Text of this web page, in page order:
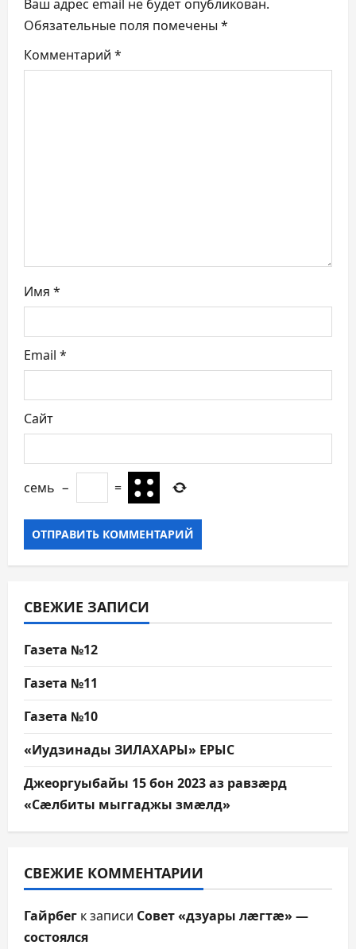
и
я
и
с
м
Ваш адрес email не будет опубликован.
Обязательные поля помечены *
Комментарий *
Имя *
Email *
Сайт
семь − =
СВЕЖИЕ ЗАПИСИ
Газета №12
Газета №11
Газета №10
«Иудзинады ЗИЛАХАРЫ» ЕРЫС
Джеоргуыбайы 15 бон 2023 аз равзæрд
«Сæлбиты мыггаджы змæлд»
СВЕЖИЕ КОММЕНТАРИИ
Гайрбег к записи Совет «дзуары лæгтæ» —
состоялся